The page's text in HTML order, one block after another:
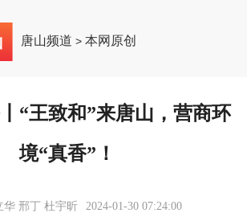
唐山频道 >本网原创
“王致和”来唐山，营商环
境“真香”！
邢丁 杜宇昕 2024-01-30 07:24:00